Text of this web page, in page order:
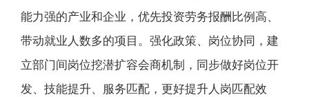
能力强的产业和企业，优先投资劳务报酬比例高、
带动就业人数多的项目。强化政策、岗位协同，建
立部门间岗位挖潜扩容会商机制，同步做好岗位开
发、技能提升、服务匹配，更好提升人岗匹配效